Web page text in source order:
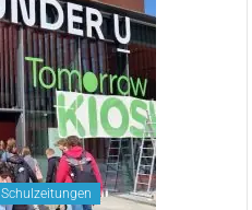
Schulzeitungen